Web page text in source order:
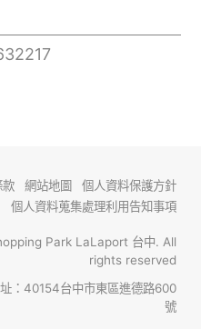
款 網站地圖
個人資料保護方針
個人資料蒐集處理利用告知事項
Park LaLaport 台中. All
rights reserved
40154台中市東區進德路600
號